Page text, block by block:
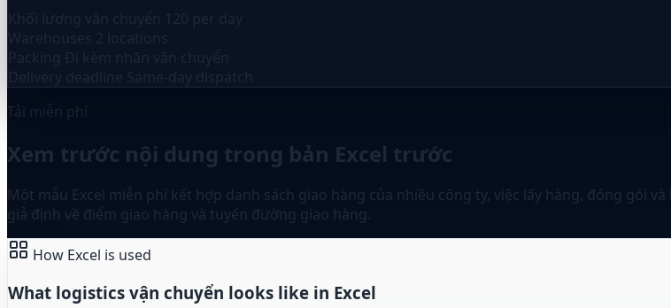
Khối lượng vận chuyển
120 per day
Warehouses
2 locations
Packing
Đi kèm nhãn vận chuyển
Delivery deadline
Same-day dispatch
Tải miễn phí
Xem trước nội dung trong bản Excel trước
Một mẫu Excel miễn phí kết hợp danh sách giao hàng của nhiều công ty, việc lấy hàng, đóng gói
giả định về điểm giao hàng và tuyến đường giao hàng.
How Excel is used
What logistics vận chuyển looks like in Excel